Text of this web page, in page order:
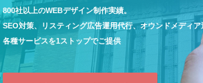
800社以上のWEBデザイン制作実績。
SEO対策、リスティング広告運用代行、オウンドメディア
各種サービスを1ストップでご提供